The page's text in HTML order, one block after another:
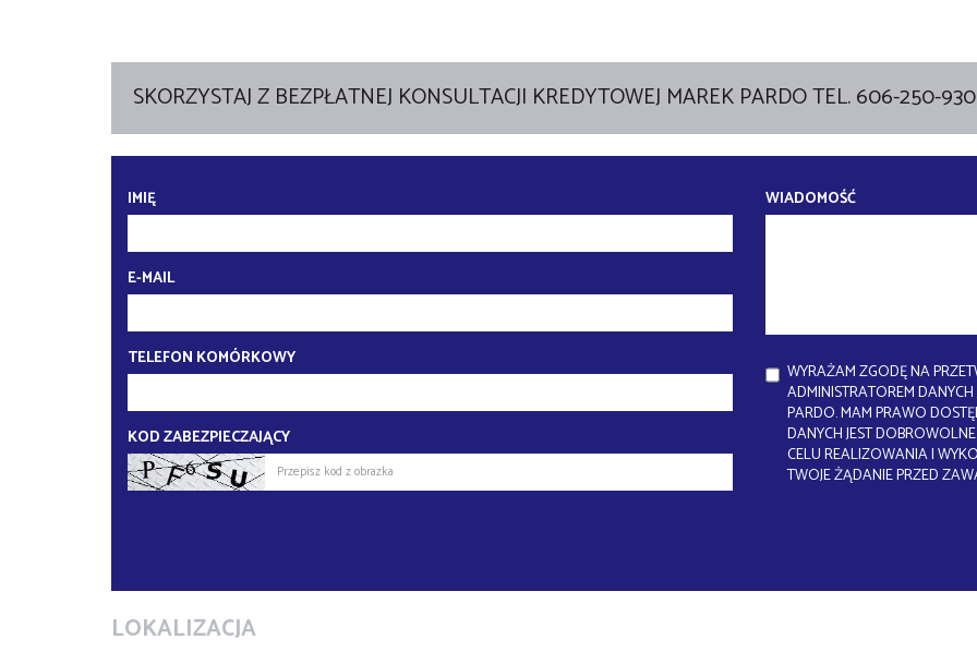
SKORZYSTAJ Z BEZPŁATNEJ KONSULTACJI KREDYTOWEJ MAREK PARDO TEL. 606-250-930
IMIĘ
E-MAIL
TELEFON KOMÓRKOWY
KOD ZABEZPIECZAJĄCY
WIADOMOŚĆ
WYRAŻAM ZGODĘ NA
ADMINISTRATOREM
PARDO. MAM PRAWO
DANYCH JEST
CELU REALIZOWANIA I
TWOJE ŻĄDANIE PRZED
LOKALIZACJA